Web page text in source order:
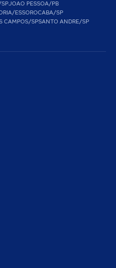
SPJOAO PESSOA/PB
ESSOROCABA/SP
CAMPOS/SPSANTO ANDRE/SP